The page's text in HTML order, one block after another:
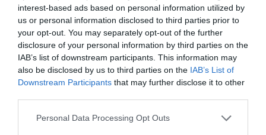
interest-based ads based on personal information utilized by
us or personal information disclosed to third parties prior to
your opt-out. You may separately opt-out of the further
disclosure of your personal information by third parties on the
IAB’s list of downstream participants. This information may
also be disclosed by us to third parties on the IAB’s List of
Downstream Participants that may further disclose it to other
Personal Data Processing Opt Outs
Papageorgiou Vasileios 5:23:34 4:55:52
Boulovanas Charalambos 5:23:35 4:55:52